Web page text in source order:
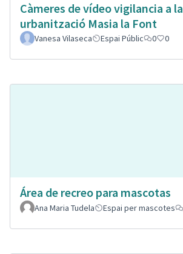
Càmeres de vídeo vigilancia a la
urbanització Masia la Font
Vanesa Vilaseca Espai Públic 0 0
Área de recreo para mascotas
Ana Maria Tudela
Espai per mascotes